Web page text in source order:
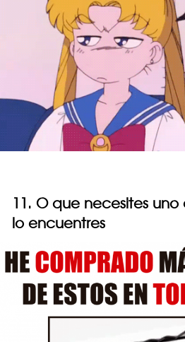
11. O que necesites
lo encuentres